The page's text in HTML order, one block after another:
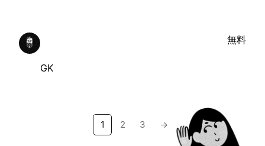
GK
無料
1 2 3 →